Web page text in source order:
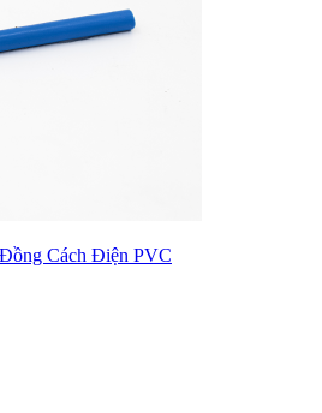
Cách Điện PVC